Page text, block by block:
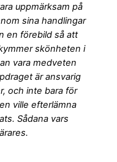
uppmärksam på
sina handlingar
en förebild så att
skönheten i
vara medveten
är ansvarig
och inte bara för
ville efterlämna
Sådana vars